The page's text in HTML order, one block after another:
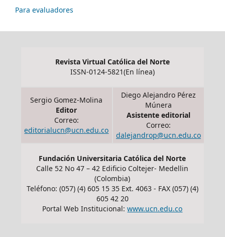
Para evaluadores
Revista Virtual Católica del Norte
ISSN-0124-5821(En línea)
Sergio Gomez-Molina
Editor
Correo:
editorialucn@ucn.edu.co
Diego Alejandro Pérez
Múnera
Asistente editorial
Correo:
dalejandrop@ucn.edu.co
Fundación Universitaria Católica del Norte
Calle 52 No 47 – 42 Edificio Coltejer- Medellin
(Colombia)
Teléfono: (057) (4) 605 15 35 Ext. 4063 - FAX (057) (4)
605 42 20
Portal Web Institucional:www.ucn.edu.co